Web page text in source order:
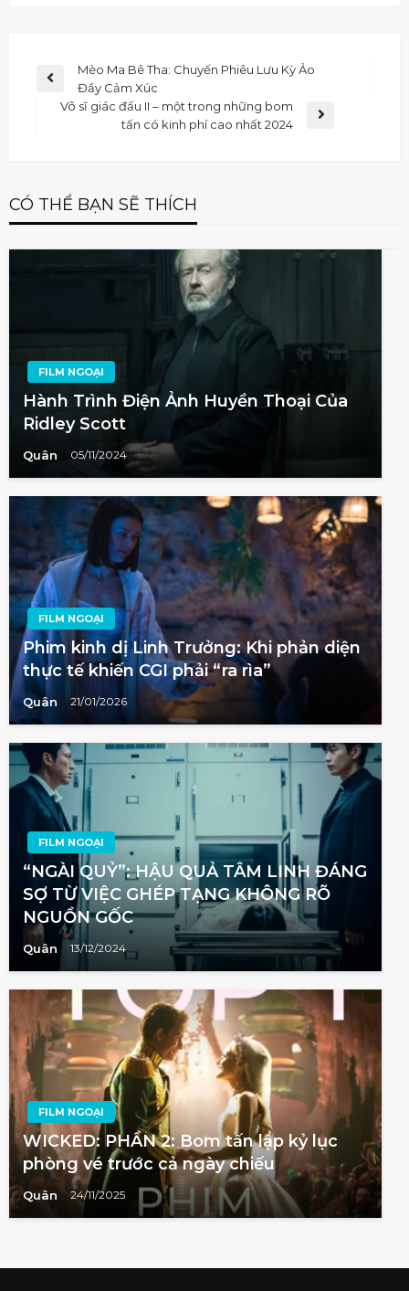
Mèo Ma Bê Tha: Chuyến Phiêu Lưu Kỳ Ảo
Đầy Cảm Xúc
Võ sĩ giác đấu II – một trong những bom
tấn có kinh phí cao nhất 2024
CÓ THỂ BẠN SẼ THÍCH
FILM NGOẠI
Hành Trình Điện Ảnh Huyền Thoại Của
Ridley Scott
Quân 05/11/2024
FILM NGOẠI
Phim kinh dị Linh Trưởng: Khi phản diện
thực tế khiến CGI phải “ra rìa”
Quân 21/01/2026
FILM NGOẠI
“NGÀI QUỶ”: HẬU QUẢ TÂM LINH ĐÁNG
SỢ TỪ VIỆC GHÉP TẠNG KHÔNG RÕ
NGUỒN GỐC
Quân 13/12/2024
FILM NGOẠI
WICKED: PHẦN 2: Bom tấn lập kỷ lục
phòng vé trước cả ngày chiếu
Quân 24/11/2025